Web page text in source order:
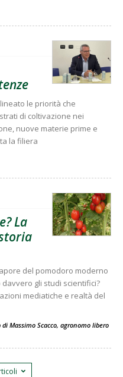
le priorità che
di coltivazione nei
nuove materie prime e
la filiera
La
del pomodoro moderno
gli studi scientifici?
mediatiche e realtà del
Massimo Scacco, agronomo libero